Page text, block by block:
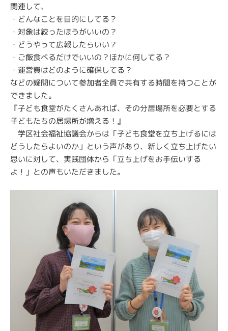
関連して、
・どんなことを目的にしてる？
・対象は絞ったほうがいいの？
・どうやって広報したらいい？
・ご飯食べるだけでいいの？ほかに何してる？
・運営費はどのように確保してる？
などの疑問について参加者全員で共有する時間を持つことが
できました。
『子ども食堂がたくさんあれば、その分居場所を必要とする
子どもたちの居場所が増える！』
学区社会福祉協議会からは「子ども食堂を立ち上げるには
どうしたらよいのか」という声があり、新しく立ち上げたい
思いに対して、実践団体から「立ち上げをお手伝いする
よ！」との声もいただきました。